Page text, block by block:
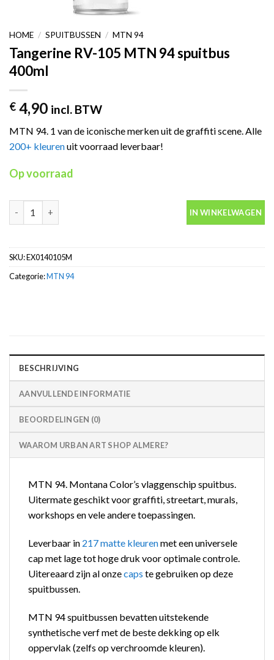
HOME / SPUITBUSSEN / MTN 94
Tangerine RV-105 MTN 94 spuitbus
400ml
€ 4,90 incl. BTW
MTN 94. 1 van de iconische merken uit de graffiti scene. Alle
200+ kleurenuit voorraad leverbaar!
Op voorraad
IN WINKELWAGEN
SKU:EX0140105M
Categorie:MTN 94
BESCHRIJVING
AANVULLENDE INFORMATIE
BEOORDELINGEN (0)
WAAROM URBAN ART SHOP ALMERE?
MTN 94. Montana Color’s vlaggenschip spuitbus.
Uitermate geschikt voor graffiti, streetart, murals,
workshops en vele andere toepassingen.
Leverbaar in 217 matte kleurenmet een universele
cap met lage tot hoge druk voor optimale controle.
Uitereaard zijn al onzecaps te gebruiken op deze
spuitbussen.
MTN 94 spuitbussen bevatten uitstekende
synthetische verf met de beste dekking op elk
oppervlak (zelfs op verchroomde kleuren).